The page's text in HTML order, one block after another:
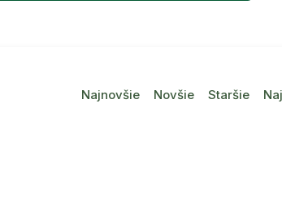
Najnovšie Novšie Staršie